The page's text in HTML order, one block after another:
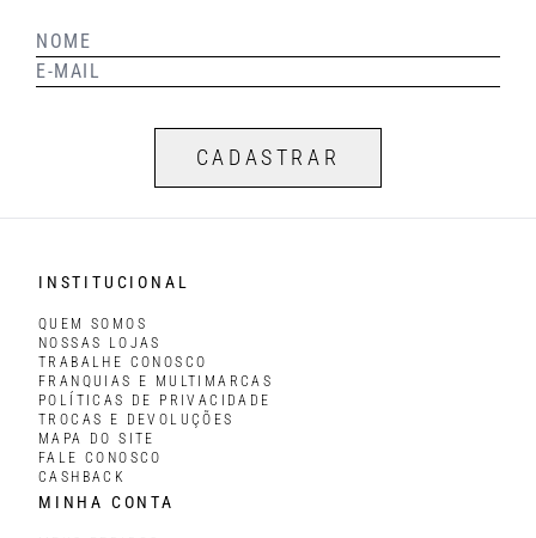
CADASTRAR
INSTITUCIONAL
QUEM SOMOS
NOSSAS LOJAS
TRABALHE CONOSCO
FRANQUIAS E MULTIMARCAS
POLÍTICAS DE PRIVACIDADE
TROCAS E DEVOLUÇÕES
MAPA DO SITE
FALE CONOSCO
CASHBACK
MINHA CONTA